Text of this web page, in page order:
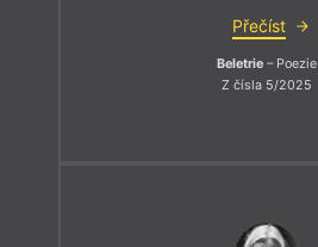
Přečíst
Beletrie – Poezie
Z čísla 5/2025